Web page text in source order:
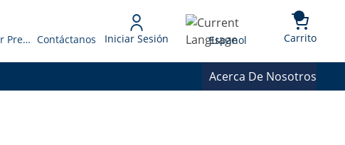
Solicitar Presupuesto Contáctanos Iniciar Sesión Language
Espanol Carrito{0}
Acerca De Nosotros